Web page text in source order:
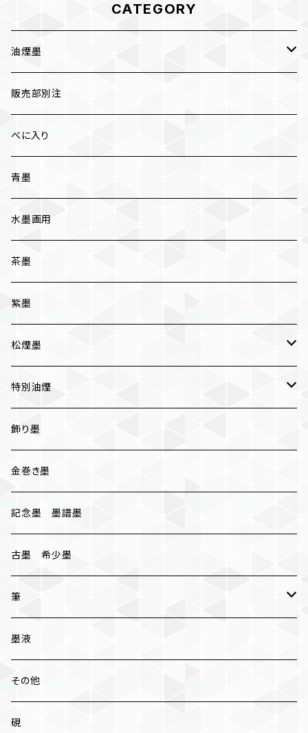
CATEGORY
油煙墨
漆墨
紅花墨 各種
三ツ星
五ツ星
かな用
写経用
条幅用
一般実用
販売部別注
べに入り
青墨
水墨画用
茶墨
紫墨
松煙墨
いきまつ
おちまつ
特別油煙
椿油煙墨
胡麻油煙墨
桐油煙墨
飾り墨
金巻き墨
記念墨 墨譜墨
古墨 希少墨
筆
小筆
中筆
太筆
墨液
その他
硯